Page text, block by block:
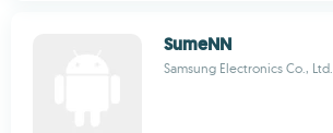
SumeNN
Samsung Electronics Co., Ltd.